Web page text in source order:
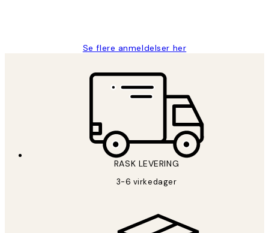
Se flere anmeldelser her
RASK LEVERING
3-6 virkedager